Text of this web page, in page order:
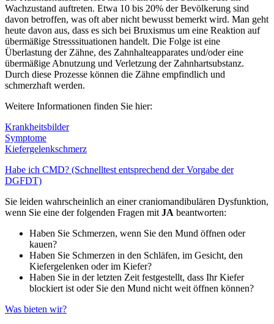
Wachzustand auftreten. Etwa 10 bis 20% der Bevölkerung sind
davon betroffen, was oft aber nicht bewusst bemerkt wird. Man geht
heute davon aus, dass es sich bei Bruxismus um eine Reaktion auf
übermäßige Stresssituationen handelt. Die Folge ist eine
Überlastung der Zähne, des Zahnhalteapparates und/oder eine
übermäßige Abnutzung und Verletzung der Zahnhartsubstanz.
Durch diese Prozesse können die Zähne empfindlich und
schmerzhaft werden.
Weitere Informationen finden Sie hier:
Krankheitsbilder
Symptome
Kiefergelenkschmerz
Habe ich CMD? (Schnelltest entsprechend der Vorgabe der
DGFDT)
Sie leiden wahrscheinlich an einer craniomandibulären Dysfunktion,
wenn Sie eine der folgenden Fragen mit JA beantworten:
Haben Sie Schmerzen, wenn Sie den Mund öffnen oder
kauen?
Haben Sie Schmerzen in den Schläfen, im Gesicht, den
Kiefergelenken oder im Kiefer?
Haben Sie in der letzten Zeit festgestellt, dass Ihr Kiefer
blockiert ist oder Sie den Mund nicht weit öffnen können?
Was bieten wir?